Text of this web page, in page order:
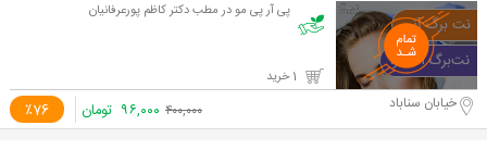
پی آر پی مو در مطب دکتر کاظم پورعرفانیان
٪76 خیابان سناباد ۴۰۰,۰۰۰ ۹۶,۰۰۰ تومان